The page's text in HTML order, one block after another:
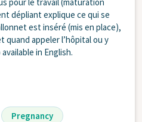
dépliant explique ce qui se
est inséré (mis en place),
quand appeler l’hôpital ou y
in English.
Pregnancy